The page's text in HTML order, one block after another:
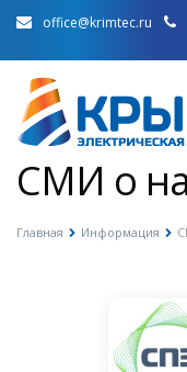
office@krimtec.ru
СМИ о
Главная Информация